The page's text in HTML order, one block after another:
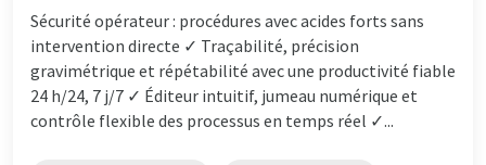
Sécurité opérateur : procédures avec acides forts sans
intervention directe ✓ Traçabilité, précision
gravimétrique et répétabilité avec une productivité fiable
24 h/24, 7 j/7 ✓ Éditeur intuitif, jumeau numérique et
contrôle flexible des processus en temps réel ✓...